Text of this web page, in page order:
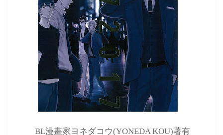
BL漫畫家ヨネダコウ(YONEDA KOU)著有